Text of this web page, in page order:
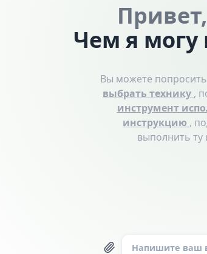
Чем я
Вы можете
выбрать технику ,
инструмент
инструкцию ,
выполнить ту